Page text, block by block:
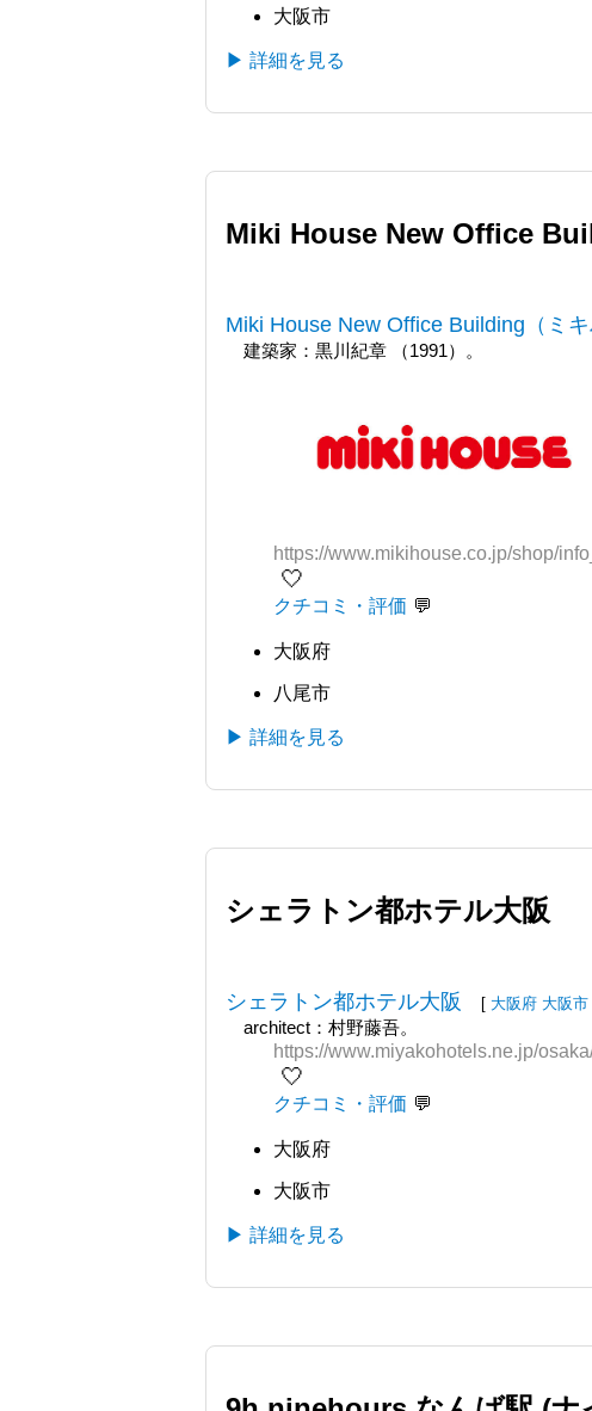
大阪市
▶ 詳細を見る
Miki House New Office
Miki House New Office Building（ミキ
建築家：黒川紀章 （1991）。
https://www.mikihouse.co.jp/shop/
🤍
クチコミ・評価
大阪府
八尾市
▶ 詳細を見る
シェラトン都ホテル大阪
シェラトン都ホテル大阪 [ 大阪府 大阪市
architect：村野藤吾。
https://www.miyakohotels.ne.jp/
🤍
クチコミ・評価
大阪府
大阪市
▶ 詳細を見る